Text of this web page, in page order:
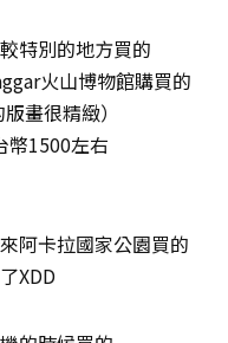
特別的地方買的
火山博物館購買的
畫很精緻）
幣1500左右
阿卡拉國家公園買的
XDD